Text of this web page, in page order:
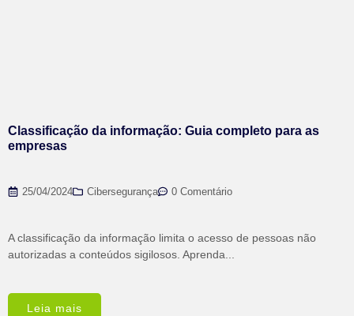
Classificação da informação: Guia completo para as
empresas
25/04/2024 Cibersegurança 0 Comentário
A classificação da informação limita o acesso de pessoas não
autorizadas a conteúdos sigilosos. Aprenda...
Leia mais